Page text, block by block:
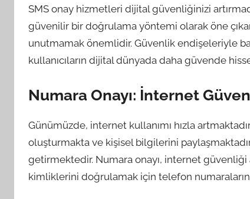
SMS onay hizmetleri dijital güvenliğinizi
güvenilir bir doğrulama yöntemi olarak öne
unutmamak önemlidir. Güvenlik endişeleriyle
kullanıcıların dijital dünyada daha güvende
Numara Onayı: İnternet
Günümüzde, internet kullanımı hızla
oluşturmakta ve kişisel bilgilerini
getirmektedir. Numara onayı, internet güvenliği
kimliklerini doğrulamak için telefon